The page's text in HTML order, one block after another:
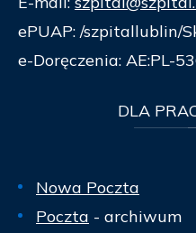
ePUAP: /szpitallublin/
e-Doręczenia: AE:PL-
DLA
Nowa Poczta
Poczta - archiwum